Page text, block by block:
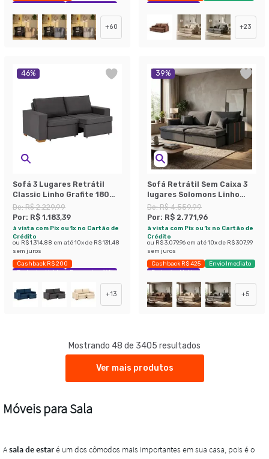
Exclusivo Mobly Economize 43%
+60
Exclusivo Mobly
+23
46%
Sofá 3 Lugares Retrátil
Classic Linho Grafite 180
cm
De:R$ 2.229,99
Por: R$ 1.183,39
à vista com Pix ou 1x no Cartão de
Crédito
ou R$ 1.314,88 em até10x de R$ 131,48
sem juros
Cashback R$ 200
Exclusivo Mobly
Economize 46%
+13
39%
Sofá Retrátil Sem Caixa 3
lugares Solomons Linho
Grafite 214 cm
De:R$ 4.559,99
Por: R$ 2.771,96
à vista com Pix ou 1x no Cartão de
Crédito
ou R$ 3.079,96 em até10x de R$ 307,99
sem juros
Cashback R$ 425
Envio Imediato
Exclusivo Mobly
+5
Mostrando 48 de 3405 resultados
Ver mais produtos